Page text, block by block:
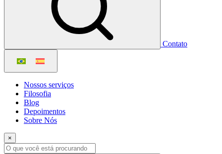
Contato
Nossos serviços
Filosofia
Blog
Depoimentos
Sobre Nós
×